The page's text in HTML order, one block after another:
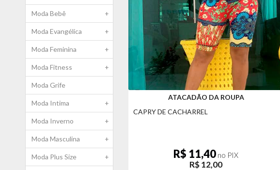
Moda Bebê +
Moda Evangélica +
Moda Feminina +
Moda Fitness +
Moda Grife
Moda Intima +
Moda Inverno +
Moda Masculina +
Moda Plus Size +
ATACADÃO DA ROUPA
CAPRY DE CACHARREL
R$ 11,40 no PIX
R$ 12,00